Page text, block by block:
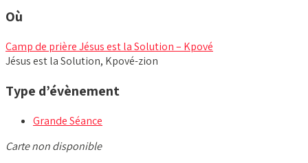
Où
Camp de prière Jésus est la Solution – Kpové
Jésus est la Solution, Kpové-zion
Type d’évènement
Grande Séance
Carte non disponible